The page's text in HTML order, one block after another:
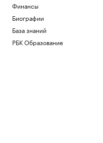
Финансы
Биографии
База знаний
РБК Образование